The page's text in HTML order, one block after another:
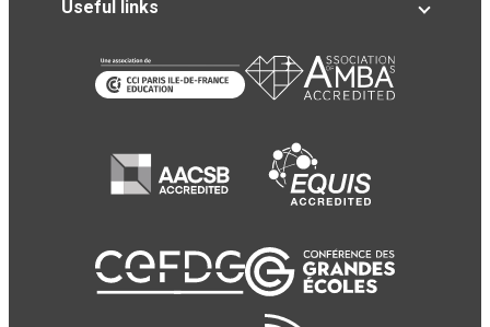
Useful links